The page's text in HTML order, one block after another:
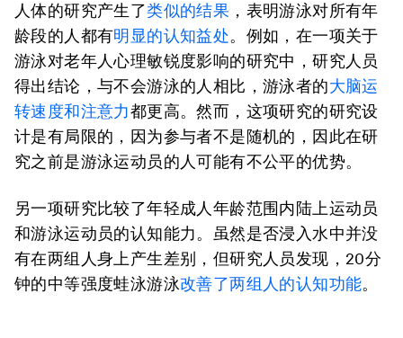
人体的研究产生了类似的结果 ，表明游泳对所有年
龄段的人都有明显的认知益处。例如，在一项关于
游泳对老年人心理敏锐度影响的研究中，研究人员
得出结论，与不会游泳的人相比，游泳者的大脑运
转速度和注意力都更高。然而，这项研究的研究设
计是有局限的，因为参与者不是随机的，因此在研
究之前是游泳运动员的人可能有不公平的优势。
另一项研究比较了年轻成人年龄范围内陆上运动员
和游泳运动员的认知能力。虽然是否浸入水中并没
有在两组人身上产生差别，但研究人员发现，20分
钟的中等强度蛙泳游泳改善了两组人的认知功能。